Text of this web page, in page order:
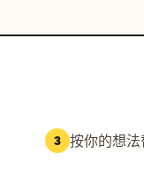
3 按你的想法